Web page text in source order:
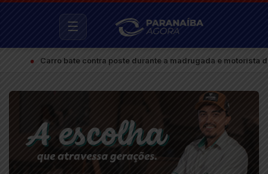
☰
Carro bate contra poste durante a madrugada e motorista deixa o